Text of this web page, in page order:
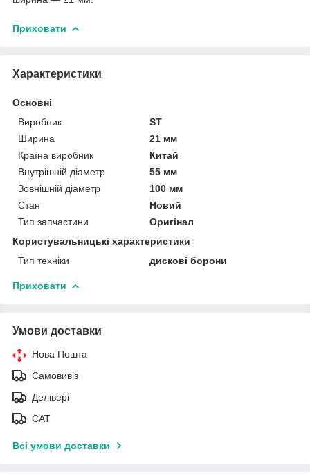
Приховати
Характеристики
Основні
Виробник
ST
Ширина
21 мм
Країна виробник
Китай
Внутрішній діаметр
55 мм
Зовнішній діаметр
100 мм
Стан
Новий
Тип запчастини
Оригінал
Користувальницькі характеристики
Тип техніки
дискові борони
Приховати
Умови доставки
Нова Пошта
Самовивіз
Делівері
САТ
Всі умови доставки